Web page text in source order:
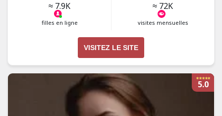
≈ 7.9K
filles en ligne
≈ 72K
visites mensuelles
VISITEZ LE SITE
5.0